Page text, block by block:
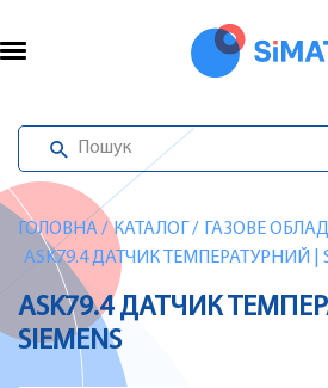
ГОЛОВНА/ КАТАЛОГ / ГАЗОВЕ
ASK79.4 ДАТЧИК ТЕМПЕРАТУРНИЙ |
ASK79.4 ДАТЧИК
SIEMENS